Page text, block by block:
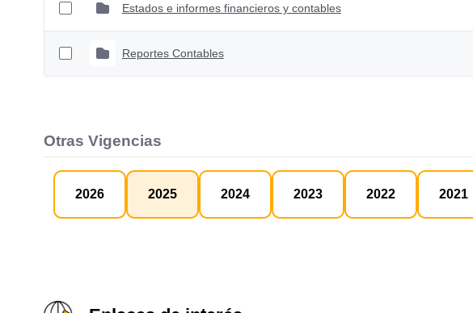
Estados e informes financieros y contables
Reportes Contables
Otras Vigencias
2026 2025 2024 2023 2022 2021